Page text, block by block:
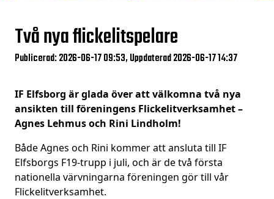
Två nya flickelitspelare
Publicerad: 2026-06-17 09:53, Uppdaterad 2026-06-17 14:37
IF Elfsborg är glada över att välkomna två nya
ansikten till föreningens Flickelitverksamhet –
Agnes Lehmus och Rini Lindholm!
Både Agnes och Rini kommer att ansluta till IF
Elfsborgs F19-trupp i juli, och är de två första
nationella värvningarna föreningen gör till vår
Flickelitverksamhet.